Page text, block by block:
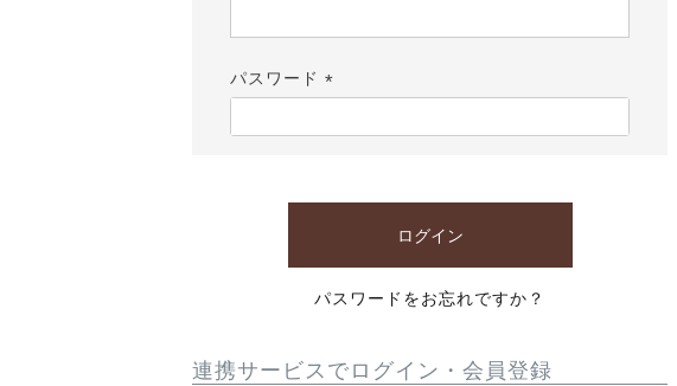
須)
パスワード
須)
ログイン
パスワードをお忘れですか？
連携サービスでログイン・会員登録